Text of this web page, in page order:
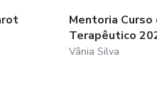
Mentoria
Terapêutico
Vânia Silva